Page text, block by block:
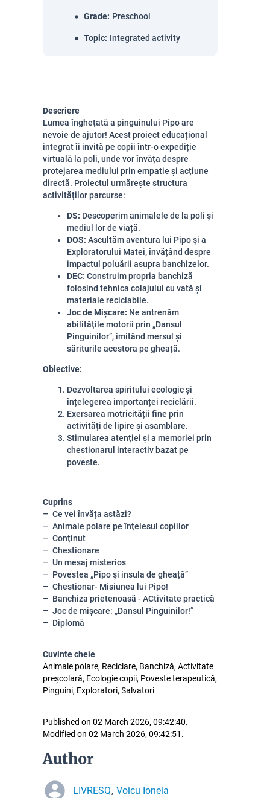
Grade: Preschool
Topic: Integrated activity
Descriere
Lumea înghețată a pinguinului Pipo are
nevoie de ajutor! Acest proiect educațional
integrat îi invită pe copii într-o expediție
virtuală la poli, unde vor învăța despre
protejarea mediului prin empatie și acțiune
directă. Proiectul urmărește structura
activităților parcurse:
DS: Descoperim animalele de la poli și
mediul lor de viață.
DOS: Ascultăm aventura lui Pipo și a
Exploratorului Matei, învățând despre
impactul poluării asupra banchizelor.
DEC: Construim propria banchiză
folosind tehnica colajului cu vată și
materiale reciclabile.
Joc de Mișcare: Ne antrenăm
abilitățile motorii prin „Dansul
Pinguinilor”, imitând mersul și
săriturile acestora pe gheață.
Obiective:
Dezvoltarea spiritului ecologic și
înțelegerea importanței reciclării.
Exersarea motricității fine prin
activități de lipire și asamblare.
Stimularea atenției și a memoriei prin
chestionarul interactiv bazat pe
poveste.
Cuprins
Ce vei învăța astăzi?
Animale polare pe înțelesul copiilor
Conținut
Chestionare
Un mesaj misterios
Povestea „Pipo și insula de gheață”
Chestionar- Misiunea lui Pipo!
Banchiza prietenoasă - ACtivitate practică
Joc de mișcare: „Dansul Pinguinilor!”
Diplomă
Cuvinte cheie
Animale polare, Reciclare, Banchiză, Activitate
preșcolară, Ecologie copii, Poveste terapeutică,
Pinguini, Exploratori, Salvatori
Published on 02 March 2026, 09:42:40.
Modified on 02 March 2026, 09:42:51.
Author
LIVRESQ, Voicu Ionela